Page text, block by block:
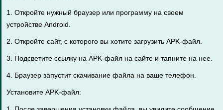
1. Откройте нужный браузер или программу на своем
устройстве Android.
2. Откройте сайт, с которого вы хотите загрузить APK-файл.
3. Подсветите ссылку на APK-файл на сайте и тапните на нее.
4. Браузер запустит скачивание файла на ваше телефон.
Установите APK-файл: